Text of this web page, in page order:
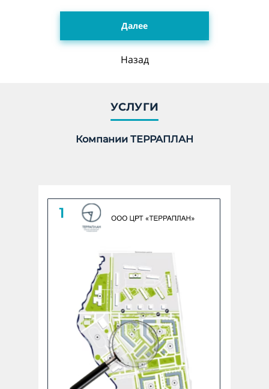
Далее
Назад
Укажите количество гектар, 1 га = 10 000 м2 *
Линейный объект
Количество: undefined КМ
Площадный объект
Укажите количество гектар, 1 га = 10 000 м2 *
undefined ГА
УСЛУГИ
Компании ТЕРРАПЛАН